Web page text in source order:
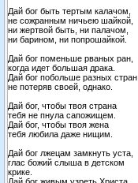
Дай бог быть тертым калачом,
не сожранным ничьею шайкой,
ни жертвой быть, ни палачом,
ни барином, ни попрошайкой.
Дай бог поменьше рваных ран,
когда идет большая драка.
Дай бог побольше разных стран,
не потеряв своей, однако.
Дай бог, чтобы твоя страна
тебя не пнула сапожищем.
Дай бог, чтобы твоя жена
тебя любила даже нищим.
Дай бог лжецам замкнуть уста,
глас божий слыша в детском
крике.